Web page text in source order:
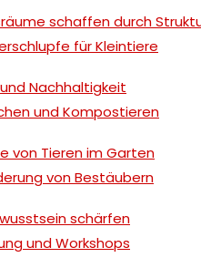
schaffen durch
für Kleintiere
Nachhaltigkeit
und Kompostieren
von Tieren im Garten
von Bestäubern
schärfen
und Workshops